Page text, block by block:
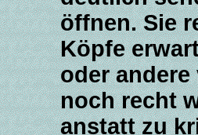
öffnen. Sie
Köpfe
oder
noch recht
anstatt zu